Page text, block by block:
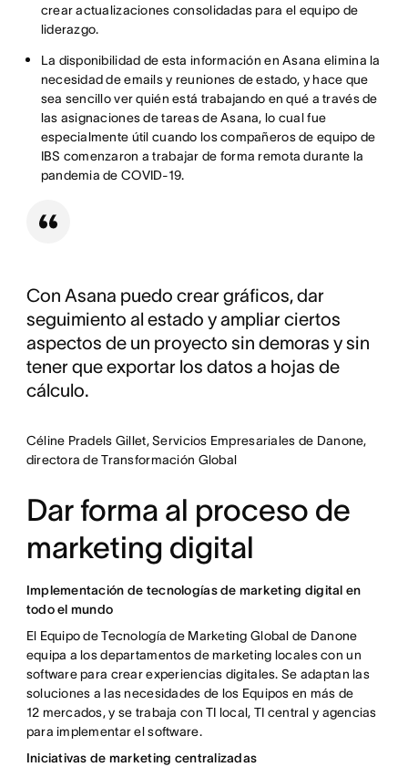
crear actualizaciones consolidadas para el equipo de
liderazgo.
La disponibilidad de esta información en Asana elimina la
necesidad de emails y reuniones de estado, y hace que
sea sencillo ver quién está trabajando en qué a través de
las asignaciones de tareas de Asana, lo cual fue
especialmente útil cuando los compañeros de equipo de
IBS comenzaron a trabajar de forma remota durante la
pandemia de COVID-19.
Con Asana puedo crear gráficos, dar
seguimiento al estado y ampliar ciertos
aspectos de un proyecto sin demoras y sin
tener que exportar los datos a hojas de
cálculo.
Céline Pradels Gillet, Servicios Empresariales de Danone,
directora de Transformación Global
Dar forma al proceso de
marketing digital
Implementación de tecnologías de marketing digital en
todo el mundo
El Equipo de Tecnología de Marketing Global de Danone
equipa a los departamentos de marketing locales con un
software para crear experiencias digitales. Se adaptan las
soluciones a las necesidades de los Equipos en más de
12 mercados, y se trabaja con TI local, TI central y agencias
para implementar el software.
Iniciativas de marketing centralizadas